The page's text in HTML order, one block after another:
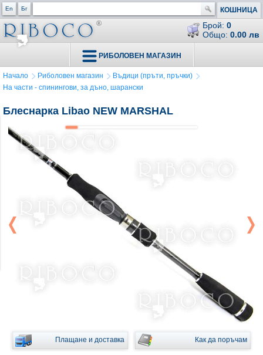
En Бг КОШНИЦА
Брой: 0
Общо: 0.00 лв
РИБОЛОВЕН МАГАЗИН
Начало Риболовен магазин
Въдици (пръти, пръчки)
На части - спинингови, за дъно, шарански
Блеснарка Libao NEW MARSHAL
Плащане и доставка Как да поръчам